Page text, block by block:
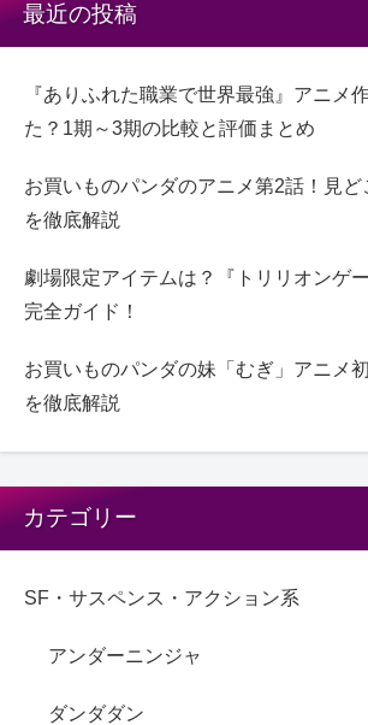
最近の投稿
『ありふれた職業で世界最強』アニメ
た？1期～3期の比較と評価まとめ
お買いものパンダのアニメ第2話！見
を徹底解説
劇場限定アイテムは？『トリリオンゲ
完全ガイド！
お買いものパンダの妹「むぎ」アニメ
を徹底解説
カテゴリー
SF・サスペンス・アクション系
アンダーニンジャ
ダンダダン